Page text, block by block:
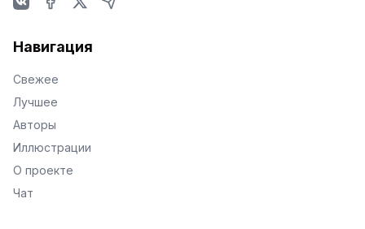
Навигация
Свежее
Лучшее
Авторы
Иллюстрации
О проекте
Чат